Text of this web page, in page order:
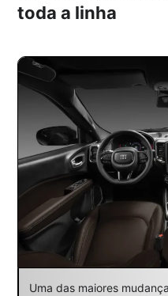
toda a linha
Uma das maiores